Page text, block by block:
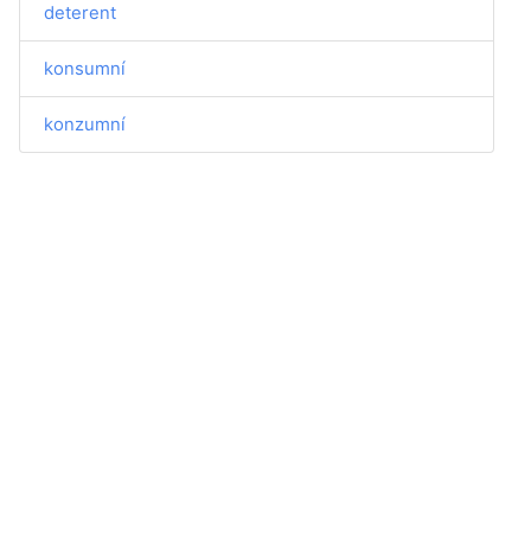
deterent
konsumní
konzumní